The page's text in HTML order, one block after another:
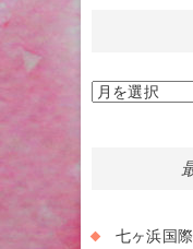
ア
七ヶ浜国